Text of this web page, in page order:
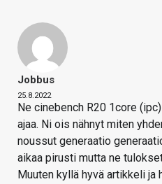
Jobbus
25.8.2022
Ne cinebench R20 1core
ajaa. Ni ois nähnyt miten
noussut generaatio
aikaa pirusti mutta ne
Muuten kyllä hyvä artikkeli ja